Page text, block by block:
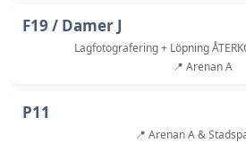
F19 / Damer J
Lagfotografering + Löpning
📍 Arenan A
P11
📍 Arenan A &